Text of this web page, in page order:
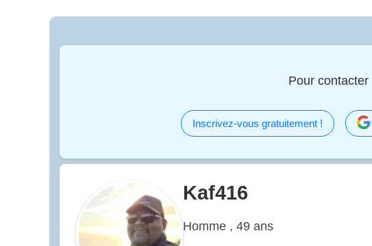
Pour contacter
Inscrivez-vous gratuitement !
Kaf416
Homme , 49 ans